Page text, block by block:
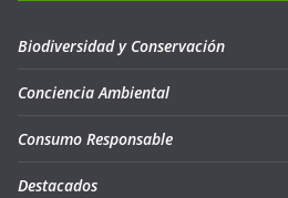
Biodiversidad y Conservación
Conciencia Ambiental
Consumo Responsable
Destacados